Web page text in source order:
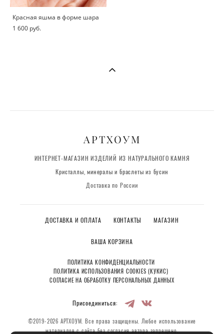
Красная яшма в форме шара
1 600 pуб.
АРТХОУМ
ИНТЕРНЕТ-МАГАЗИН ИЗДЕЛИЙ ИЗ НАТУРАЛЬНОГО КАМНЯ
Кристаллы, минералы и браслеты из бусин
Доставка по России
ДОСТАВКА И ОПЛАТА КОНТАКТЫ МАГАЗИН
ВАША КОРЗИНА
ПОЛИТИКА КОНФИДЕНЦИАЛЬНОСТИ
ПОЛИТИКА ИСПОЛЬЗОВАНИЯ COOKIES (КУКИС)
СОГЛАСИЕ НА ОБРАБОТКУ ПЕРСОНАЛЬНЫХ ДАННЫХ
Присоединиться:
©2019-2026 АРТХОУМ. Все права защищены. Любое использование
материалов с сайта без согласия автора запрещено.